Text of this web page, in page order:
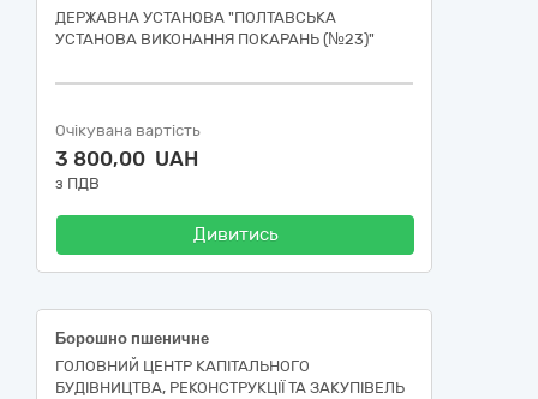
ДЕРЖАВНА УСТАНОВА "ПОЛТАВСЬКА
УСТАНОВА ВИКОНАННЯ ПОКАРАНЬ (№23)"
Очікувана вартість
3 800,00 UAH
з ПДВ
Дивитись
Борошно пшеничне
ГОЛОВНИЙ ЦЕНТР КАПІТАЛЬНОГО
БУДІВНИЦТВА, РЕКОНСТРУКЦІЇ ТА ЗАКУПІВЕЛЬ